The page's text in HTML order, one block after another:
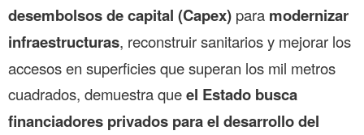
desembolsos de capital (Capex) para modernizar
infraestructuras, reconstruir sanitarios y mejorar los
accesos en superficies que superan los mil metros
cuadrados, demuestra queel Estado busca
financiadores privados para el desarrollo del